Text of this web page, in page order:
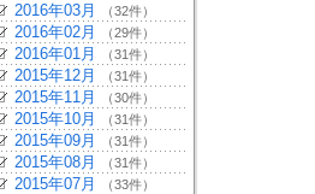
2016年03月 （32件）
2016年02月 （29件）
2016年01月 （31件）
2015年12月 （31件）
2015年11月 （30件）
2015年10月 （31件）
2015年09月 （31件）
2015年08月 （31件）
2015年07月 （33件）